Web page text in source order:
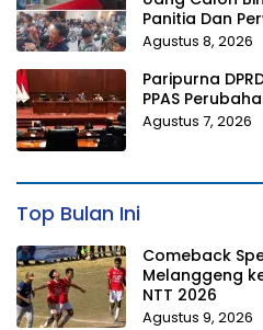
Panitia Dan
Agustus 8, 2026
Paripurna
PPAS
Agustus 7, 2026
Top Bulan Ini
Comeback
Melanggeng
NTT 2026
Agustus 9, 2026